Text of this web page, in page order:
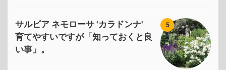
5
サルビア ネモローサ 'カラドンナ'
育てやすいですが「知っておくと良
い事」。